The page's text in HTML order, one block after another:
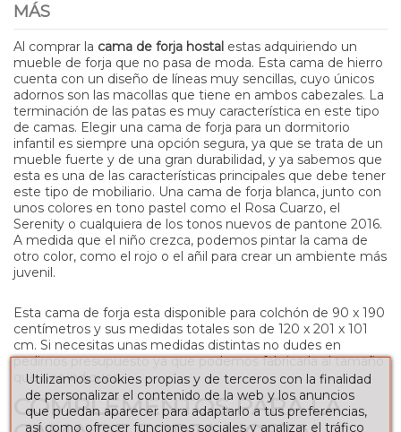
MÁS
Al comprar la cama de forja hostal estas adquiriendo un
mueble de forja que no pasa de moda. Esta cama de hierro
cuenta con un diseño de líneas muy sencillas, cuyo únicos
adornos son las macollas que tiene en ambos cabezales. La
terminación de las patas es muy característica en este tipo
de camas. Elegir una cama de forja para un dormitorio
infantil es siempre una opción segura, ya que se trata de un
mueble fuerte y de una gran durabilidad, y ya sabemos que
esta es una de las características principales que debe tener
este tipo de mobiliario. Una cama de forja blanca, junto con
unos colores en tono pastel como el Rosa Cuarzo, el
Serenity o cualquiera de los tonos nuevos de pantone 2016.
A medida que el niño crezca, podemos pintar la cama de
otro color, como el rojo o el añil para crear un ambiente más
juvenil.
Esta cama de forja esta disponible para colchón de 90 x 190
centímetros y sus medidas totales son de 120 x 201 x 101
cm. Si necesitas unas medidas distintas no dudes en
pedirnos presupuesto ya que podemos fabricarla al tamaño
que nos indiques.
COMPLEMENTOS PARA LA
Utilizamos cookies propias y de terceros con la finalidad
de personalizar el contenido de la web y los anuncios
que puedan aparecer para adaptarlo a tus preferencias,
así como ofrecer funciones sociales y analizar el tráfico